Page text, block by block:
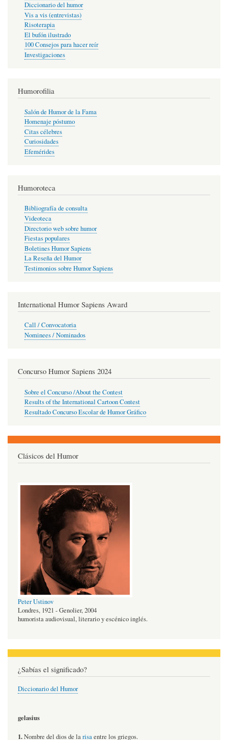
Diccionario del humor
Vis a vis (entrevistas)
Risoterapia
El bufón ilustrado
100 Consejos para hacer reír
Investigaciones
Humorofilia
Salón de Humor de la Fama
Homenaje póstumo
Citas célebres
Curiosidades
Efemérides
Humoroteca
Bibliografía de consulta
Videoteca
Directorio web sobre humor
Fiestas populares
Boletines Humor Sapiens
La Reseña del Humor
Testimonios sobre Humor Sapiens
International Humor Sapiens Award
Call / Convocatoria
Nominees / Nominados
Concurso Humor Sapiens 2024
Sobre el Concurso /About the Contest
Results of the International Cartoon Contest
Resultado Concurso Escolar de Humor Gráfico
Clásicos del Humor
Peter Ustinov
Londres, 1921 - Genolier, 2004
humorista audiovisual, literario y escénico inglés.
¿Sabías el significado?
Diccionario del Humor
gelasius
1.Nombre del dios de larisaentre los griegos.